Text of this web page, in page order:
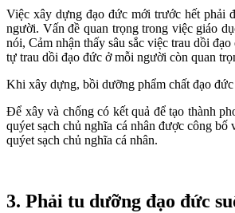
Việc xây dựng đạo đức mới trước hết phải
người. Vấn đề quan trọng trong việc giáo
nói, Cảm nhận thấy sâu sắc việc trau dồi
tự trau dồi đạo đức ở mỗi người còn quan
Khi xây dựng, bồi dưỡng phẩm chất đạo
Để xây và chống có kết quả để tạo thành
quýet sạch chủ nghĩa cá nhân được công
quýet sạch chủ nghĩa cá nhân.
3. Phải tu dưỡng đạo đức